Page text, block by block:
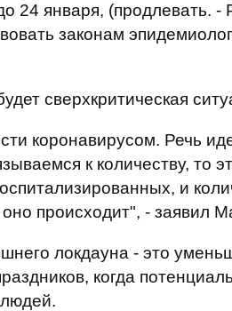
24 января, (продлевать. -
законам
сверхкритическая
коронавирусом. Речь
к количеству, то
и
происходит", - заявил
локдауна - это
когда